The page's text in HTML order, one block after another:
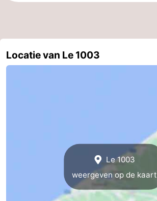
Ieper
De
Locatie van Le 1003
Le 1003
weergeven op de kaart